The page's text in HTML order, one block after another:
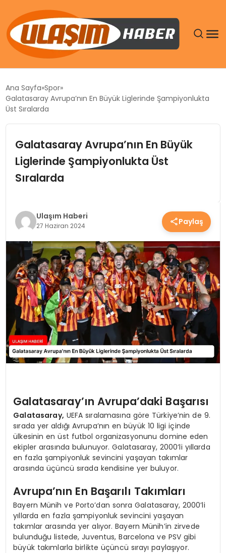
SIYASET
EKONOMI
TEKNOLOJI
SAĞLIK
YAŞAM
Ana Sayfa Spor
Galatasaray Avrupa’nın En Büyük Liglerinde Şampiyonlukta
Üst Sıralarda
Galatasaray Avrupa’nın En Büyük
Liglerinde Şampiyonlukta Üst
Sıralarda
Ulaşım Haberi
27 Haziran 2024 Paylaş
Galatasaray’ın Avrupa’daki Başarısı
Galatasaray, UEFA sıralamasına göre Türkiye’nin de 9.
sırada yer aldığı Avrupa’nın en büyük 10 ligi içinde
ülkesinin en üst futbol organizasyonunu domine eden
ekipler arasında bulunuyor. Galatasaray, 2000’li yıllarda
en fazla şampiyonluk sevincini yaşayan takımlar
arasında üçüncü sırada kendisine yer buluyor.
Avrupa’nın En Başarılı Takımları
Bayern Münih ve Porto’dan sonra Galatasaray, 2000’li
yıllarda en fazla şampiyonluk sevincini yaşayan
takımlar arasında yer alıyor. Bayern Münih’in zirvede
bulunduğu listede, Juventus, Barcelona ve PSV gibi
büyük takımlarla birlikte üçüncü sırayı paylaşıyor.